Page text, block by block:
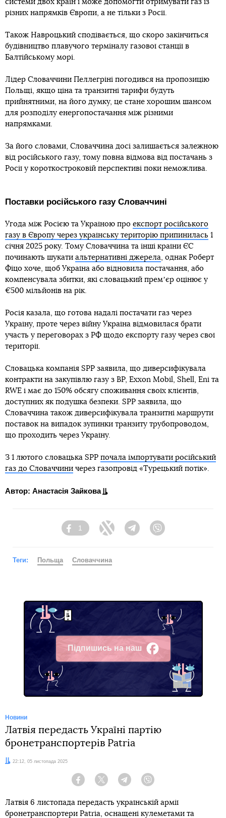
системи двох країн і може допомогти отримувати газ із
різних напрямків Європи, а не тільки з Росії.
Також Навроцький сподівається, що скоро закінчиться
будівництво плавучого терміналу газової станції в
Балтійському морі.
Лідер Словаччини Пеллегріні погодився на пропозицію
Польщі, якщо ціна та транзитні тарифи будуть
прийнятними, на його думку, це стане хорошим шансом
для розподілу енергопостачання між різними
напрямками.
За його словами, Словаччина досі залишається залежною
від російського газу, тому повна відмова від постачань з
Росії у короткостроковій перспективі поки неможлива.
Поставки російського газу Словаччині
Угода між Росією та Україною про експорт російського
газу в Європу через українську територію припинилась 1
січня 2025 року. Тому Словаччина та інші країни ЄС
починають шукати альтернативні джерела , однак Роберт
Фіцо хоче, щоб Україна або відновила постачання, або
компенсувала збитки, які словацький премʼєр оцінює у
€500 мільйонів на рік.
Росія казала, що готова надалі постачати газ через
Україну, проте через війну Україна відмовилася брати
участь у переговорах з РФ щодо експорту газу через свої
території.
Словацька компанія SPP заявила, що диверсифікувала
контракти на закупівлю газу з BP, Exxon Mobil, Shell, Eni та
RWE і має до 150% обсягу споживання своїх клієнтів,
доступних як подушка безпеки. SPP заявила, що
Словаччина також диверсифікувала транзитні маршрути
поставок на випадок зупинки транзиту трубопроводом,
що проходить через Україну.
З 1 лютого словацька SPP почала імпортувати російський
газ до Словаччини через газопровід «Турецький потік».
Автор: Анастасія Зайкова
Facebook
1
Twitter TelegramViber
Теги: Польща Словаччина
Підпишись на наш
Facebook
Новини
Латвія передасть Україні партію
бронетранспортерів Patria
Дата:22:12, 05 листопада 2025
Facebook Twitter Telegram
Латвія 6 листопада передасть українській армії
бронетранспортери Patria, оснащені кулеметами та